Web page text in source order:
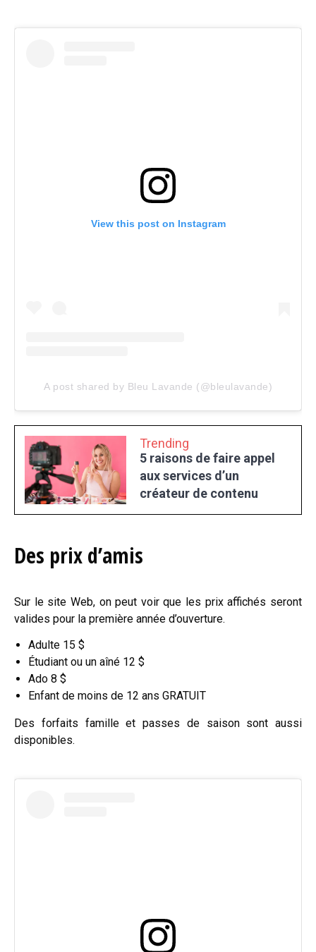
View this post on Instagram
A post shared by Bleu Lavande (@bleulavande)
Trending
5 raisons de faire appel
aux services d’un
créateur de contenu
Des prix d’amis
Sur le site Web, on peut voir que les prix affichés seront
valides pour la première année d’ouverture.
Adulte 15 $
Étudiant ou un aîné 12 $
Ado 8 $
Enfant de moins de 12 ans GRATUIT
Des forfaits famille et passes de saison sont aussi
disponibles.